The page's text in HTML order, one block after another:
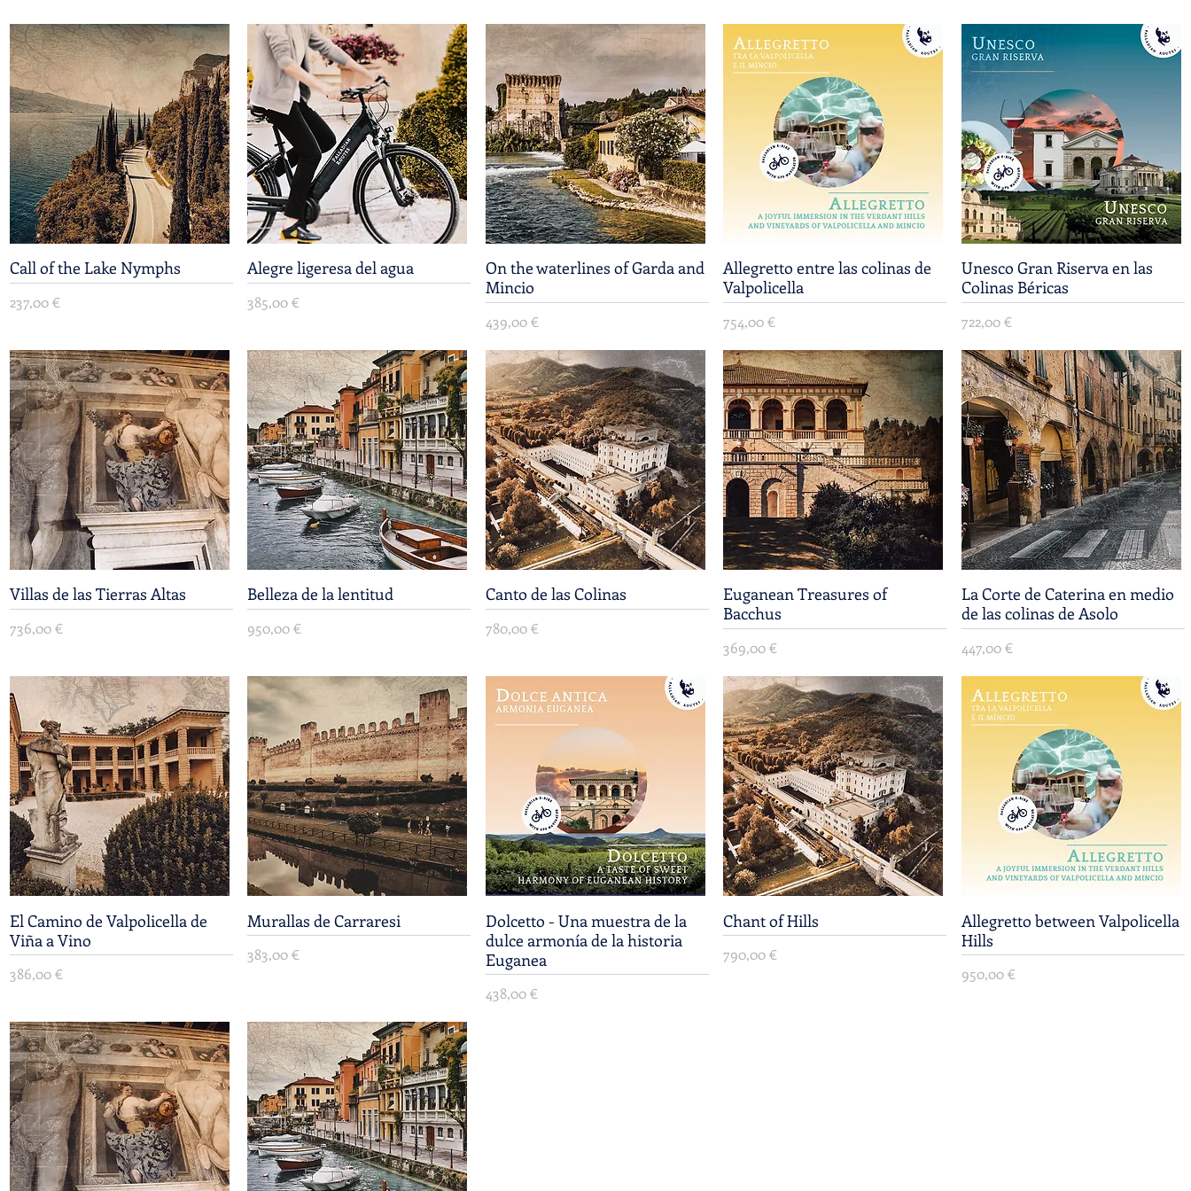
Vista rápida
Call of the Lake Nymphs
Precio
237,00 €
Vista rápida
Alegre ligeresa del agua
Precio
385,00 €
Vista rápida
On the waterlines of Garda and
Mincio
Precio
439,00 €
Vista rápida
Allegretto entre las colinas de
Valpolicella
Precio
754,00 €
Vista rápida
Unesco Gran Riserva en las
Colinas Béricas
Precio
722,00 €
Vista rápida
Villas de las Tierras Altas
Precio
736,00 €
Vista rápida
Belleza de la lentitud
Precio
950,00 €
Vista rápida
Canto de las Colinas
Precio
780,00 €
Vista rápida
Euganean Treasures of
Bacchus
Precio
369,00 €
Vista rápida
La Corte de Caterina en medio
de las colinas de Asolo
Precio
447,00 €
Vista rápida
El Camino de Valpolicella de
Viña a Vino
Precio
386,00 €
Vista rápida
Murallas de Carraresi
Precio
383,00 €
Vista rápida
Dolcetto - Una muestra de la
dulce armonía de la historia
Euganea
Precio
438,00 €
Vista rápida
Chant of Hills
Precio
790,00 €
Vista rápida
Allegretto between Valpolicella
Hills
Precio
950,00 €